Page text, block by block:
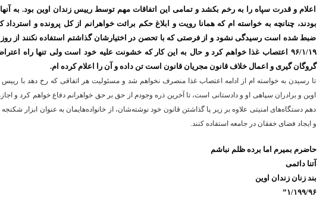
اعلام و قدرت سپاه را به رخم بکشد و تمامی این اتفاقات مهم توسط رییس زندان اوین بود. به
بودند، چنانچه به خواسته ام که همانا رویت و ابلاغ حکم برائت خواهرانم از کل پرونده و استرداد
ضبط شده است رسیدگی نشود و از فرصتی که با تحصن در اختیارشان گذاشتم استفاده نکنند از روز
٩۶/١/١٩ اعتصاب غذا خواهم کرد و حال به این کار که خشونت علیه خود است ولی تنها راه
گروگان گیری و اعمال خلاف قانون مجریان قانون است تن داده و آن را اعلام کرده ام.
تا رسیدن به خواسته ام از ادامه اعتصاب غذا منصرف نخواهم شد و مسئولیت هر اتفاقی که رخ دهد با رییس
اوین و برادران سپاهی او و دادستانی است، تا آخرین ذره وجودم از حق بر حق خواهرانم دفاع خواهم کرد و
دهم دستگاه‌های امنیتی علاوه بر زیر پا گذاشتن قانون خود نوشته‌شان، از خانواده‌هایمان به عنوان ابزار شکنجه
و ایجاد فضای خفقان در جامعه استفاده کنند.
حاضرم بمیرم اما برده ظلم نباشم
آتنا دائمی
بند زنان زندان اوین
٩۶/١/١٩٩”